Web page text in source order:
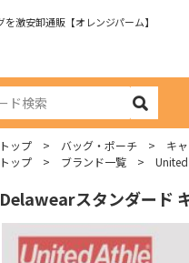
激安卸通販【オレンジパーム】
トップ バッグ・ポーチ キ
トップ
ブランド一覧 United
Delawearスタンダード